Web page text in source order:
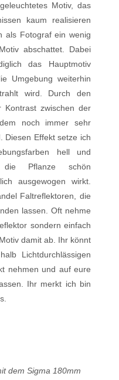
Motiv, das
kaum realisieren
als Fotograf ein wenig
abschattet. Dabei
das Hauptmotiv
Umgebung weiterhin
wird. Durch den
Kontrast zwischen der
noch immer sehr
Diesen Effekt setze ich
hell und
Pflanze schön
ausgewogen wirkt.
Faltreflektoren, die
lassen. Oft nehme
sondern einfach
damit ab. Ihr könnt
Lichtdurchlässigen
nehmen und auf eure
Ihr merkt ich bin
dem Sigma 180mm